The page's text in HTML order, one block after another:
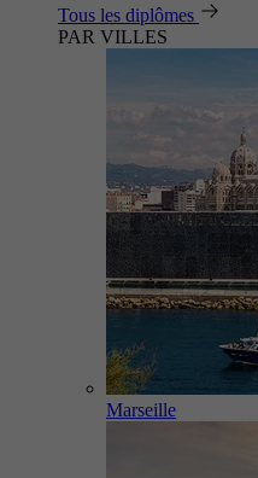
Tous les diplômes
PAR VILLES
Marseille